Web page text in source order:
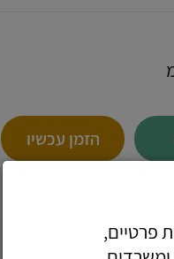
הזמן עכשיו
פרטיים,